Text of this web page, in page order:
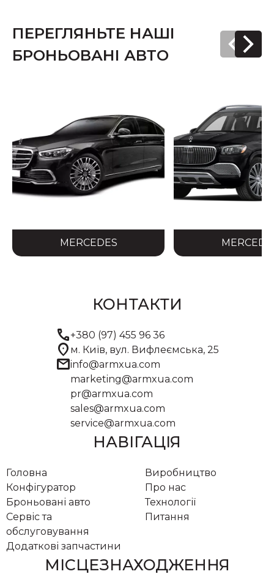
ПЕРЕГЛЯНЬТЕ НАШІ
БРОНЬОВАНІ АВТО
MERCEDES
КОНТАКТИ
call+380 (97) 455 96 36
location_on м. Київ, вул. Вифлеємська, 25
mailinfo@armxua.com
marketing@armxua.com
pr@armxua.com
sales@armxua.com
service@armxua.com
НАВІГАЦІЯ
Головна
Виробництво
Конфігуратор
Про нас
Броньовані авто
Технології
Сервіс та
обслуговування
Питання
Додаткові запчастини
МІСЦЕЗНАХОДЖЕННЯ